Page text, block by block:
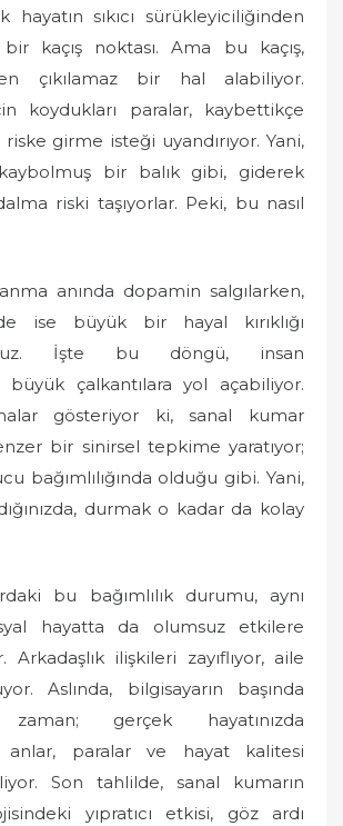
hayatın sıkıcı sürükleyiciliğinden
kaçış noktası. Ama bu kaçış,
çıkılamaz bir hal alabiliyor.
koydukları paralar, kaybettikçe
girme isteği uyandırıyor. Yani,
bir balık gibi, giderek
riski taşıyorlar. Peki, bu nasıl
anında dopamin salgılarken,
ise büyük bir hayal kırıklığı
İşte bu döngü, insan
büyük çalkantılara yol açabiliyor.
gösteriyor ki, sanal kumar
bir sinirsel tepkime yaratıyor;
bağımlılığında olduğu gibi. Yani,
durmak o kadar da kolay
bu bağımlılık durumu, aynı
hayatta da olumsuz etkilere
Arkadaşlık ilişkileri zayıflıyor, aile
Aslında, bilgisayarın başında
zaman; gerçek hayatınızda
anlar, paralar ve hayat kalitesi
Son tahlilde, sanal kumarın
yıpratıcı etkisi, göz ardı